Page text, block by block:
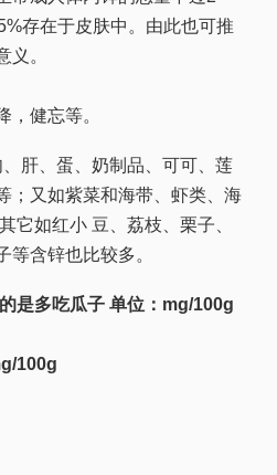
存在于皮肤中。由此也可推
义。
，健忘等。
肝、蛋、奶制品、可可、莲
；又如紫菜和海带、虾类、海
它如红小 豆、荔枝、栗子、
等含锌也比较多。
是多吃瓜子 单位：mg/100g
100g